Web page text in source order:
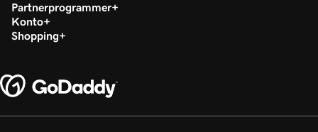
Partnerprogrammer
Konto
Shopping